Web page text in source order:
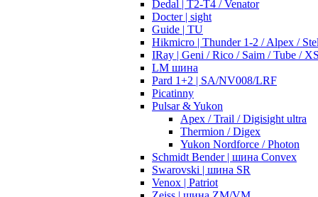
Dedal | T2-T4 / Venator
Docter | sight
Guide | TU
Hikmicro | Thunder 1-2 / Alpex /
IRay | Geni / Rico / Saim / Tube /
LM шина
Pard 1+2 | SA/NV008/LRF
Picatinny
Pulsar & Yukon
Apex / Trail / Digisight ultra
Thermion / Digex
Yukon Nordforce / Photon
Schmidt Bender | шина Convex
Swarovski | шина SR
Venox | Patriot